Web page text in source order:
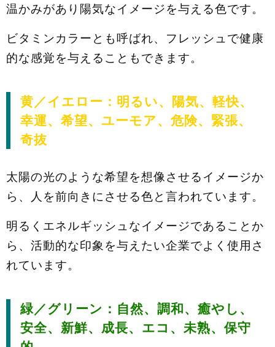
温かみがあり陽気なイメージを与える色です。
ビタミンカラーとも呼ばれ、フレッシュで健康
的な感覚を与えることもできます。
黄／イエロー：明るい、陽気、軽快、
幸運、希望、ユーモア、危険、緊張、
奇抜
太陽の光のような希望を想像させるイメージか
ら、人を前向きにさせる色と言われています。
明るくエネルギッシュなイメージであることか
ら、活動的な印象を与えたい企業でよく使用さ
れています。
緑／グリーン：自然、調和、癒やし、
安全、新鮮、成長、エコ、未熟、保守